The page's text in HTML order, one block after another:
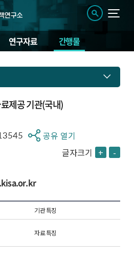
연구자료 간행물
제공 기관(국내)
공유 열기
글자크기 + -
기관 특징
자료 특징